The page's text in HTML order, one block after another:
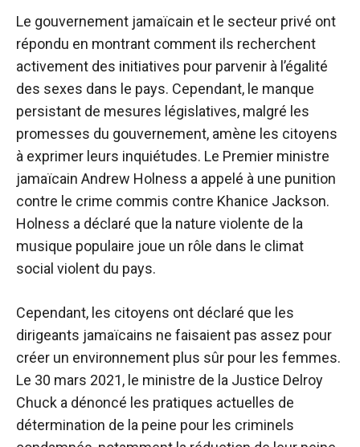
Le gouvernement jamaïcain et le secteur privé ont
répondu en montrant comment ils recherchent
activement des initiatives pour parvenir à l’égalité
des sexes dans le pays. Cependant, le manque
persistant de mesures législatives, malgré les
promesses du gouvernement, amène les citoyens
à exprimer leurs inquiétudes. Le Premier ministre
jamaïcain Andrew Holness a appelé à une punition
contre le crime commis contre Khanice Jackson.
Holness a déclaré que la nature violente de la
musique populaire joue un rôle dans le climat
social violent du pays.
Cependant, les citoyens ont déclaré que les
dirigeants jamaïcains ne faisaient pas assez pour
créer un environnement plus sûr pour les femmes.
Le 30 mars 2021, le ministre de la Justice Delroy
Chuck a dénoncé les pratiques actuelles de
détermination de la peine pour les criminels